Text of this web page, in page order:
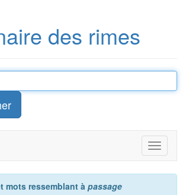
des rimes
Toggle
mots ressemblant à passage